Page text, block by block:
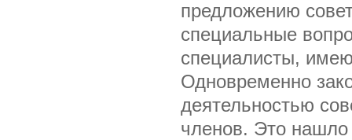
предложению
специальные
специалисты,
Одновременно
деятельностью
членов. Это нашло